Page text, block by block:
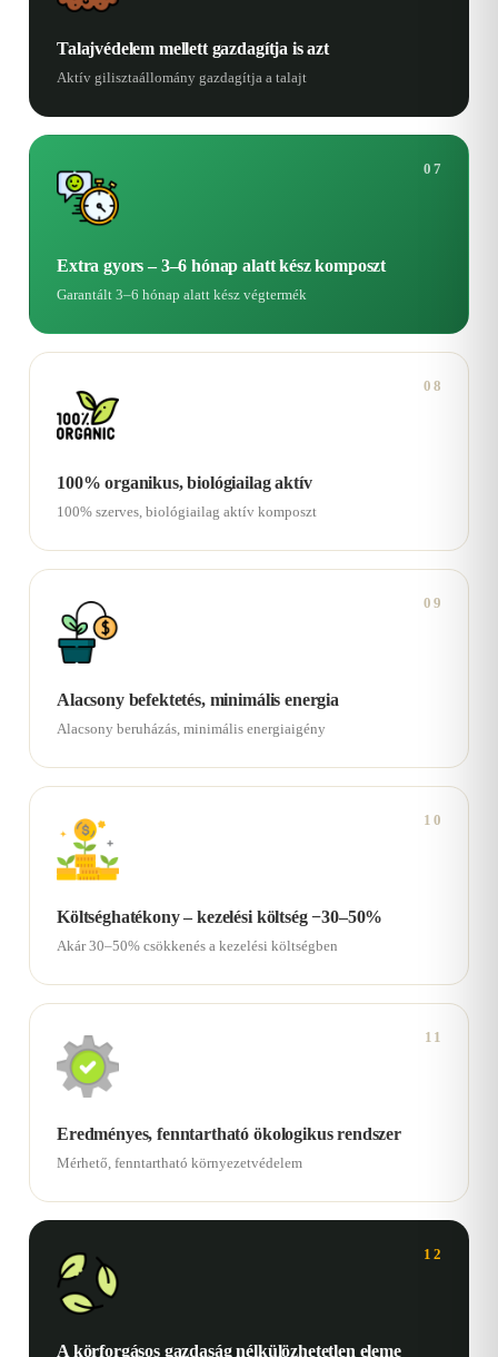
Talajvédelem mellett gazdagítja is azt
Aktív gilisztaállomány gazdagítja a talajt
07
Extra gyors – 3–6 hónap alatt kész komposzt
Garantált 3–6 hónap alatt kész végtermék
08
100% organikus, biológiailag aktív
100% szerves, biológiailag aktív komposzt
09
Alacsony befektetés, minimális energia
Alacsony beruházás, minimális energiaigény
10
Költséghatékony – kezelési költség −30–50%
Akár 30–50% csökkenés a kezelési költségben
11
Eredményes, fenntartható ökologikus rendszer
Mérhető, fenntartható környezetvédelem
12
A körforgásos gazdaság nélkülözhetetlen eleme